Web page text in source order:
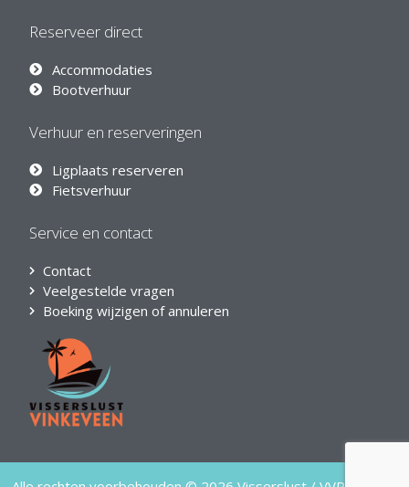
Reserveer direct
Accommodaties
Bootverhuur
Verhuur en reserveringen
Ligplaats reserveren
Fietsverhuur
Service en contact
Contact
Veelgestelde vragen
Boeking wijzigen of annuleren